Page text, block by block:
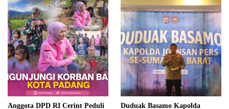
Anggota DPD RI Cerint Peduli
Duduak Basamo Kapolda